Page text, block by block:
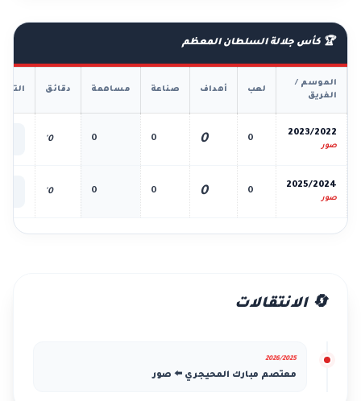
🏆 كأس جلالة السلطان المعظم
الموسم /
الفريق
لعب أهداف صناعة مساهمة دقائق
2023/2022
صور
0
0
0
0
0'
2025/2024
صور
0
0
0
0
0'
🔄 الانتقالات
2026/2025
معتصم مبارك المحيجري ⬅️ صور